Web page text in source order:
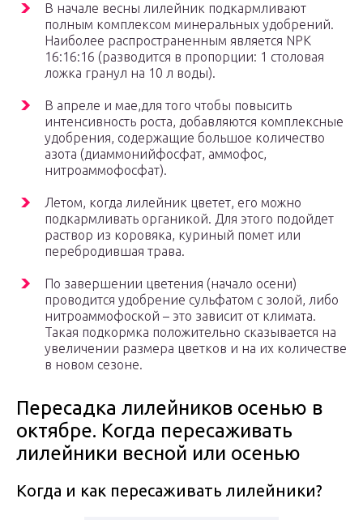
В начале весны лилейник подкармливают
полным комплексом минеральных удобрений.
Наиболее распространенным является NPK
16:16:16 (разводится в пропорции: 1 столовая
ложка гранул на 10 л воды).
В апреле и мае,для того чтобы повысить
интенсивность роста, добавляются комплексные
удобрения, содержащие большое количество
азота (диаммонийфосфат, аммофос,
нитроаммофосфат).
Летом, когда лилейник цветет, его можно
подкармливать органикой. Для этого подойдет
раствор из коровяка, куриный помет или
перебродившая трава.
По завершении цветения (начало осени)
проводится удобрение сульфатом с золой, либо
нитроаммофоской – это зависит от климата.
Такая подкормка положительно сказывается на
увеличении размера цветков и на их количестве
в новом сезоне.
Пересадка лилейников осенью в
октябре. Когда пересаживать
лилейники весной или осенью
Когда и как пересаживать лилейники?